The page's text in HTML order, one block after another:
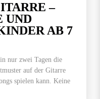
–
UND
AB 7
nur zwei Tagen die
auf der Gitarre
spielen kann. Keine